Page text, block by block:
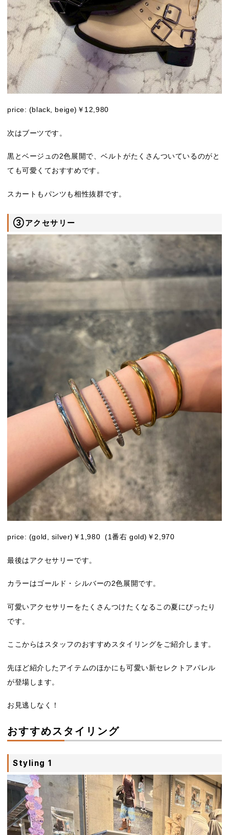
price: (black, beige)￥12,980
次はブーツです。
黒とベージュの2色展開で、ベルトがたくさんついているのがと
ても可愛くておすすめです。
スカートもパンツも相性抜群です。
③アクセサリー
price: (gold, silver)￥1,980 (1番右 gold)￥2,970
最後はアクセサリーです。
カラーはゴールド・シルバーの2色展開です。
可愛いアクセサリーをたくさんつけたくなるこの夏にぴったり
です。
ここからはスタッフのおすすめスタイリングをご紹介します。
先ほど紹介したアイテムのほかにも可愛い新セレクトアパレル
が登場します。
お見逃しなく！
おすすめスタイリング
Styling 1